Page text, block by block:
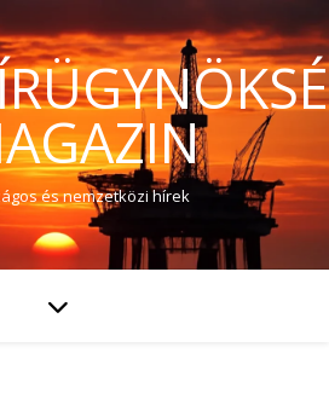
és nemzetközi hírek